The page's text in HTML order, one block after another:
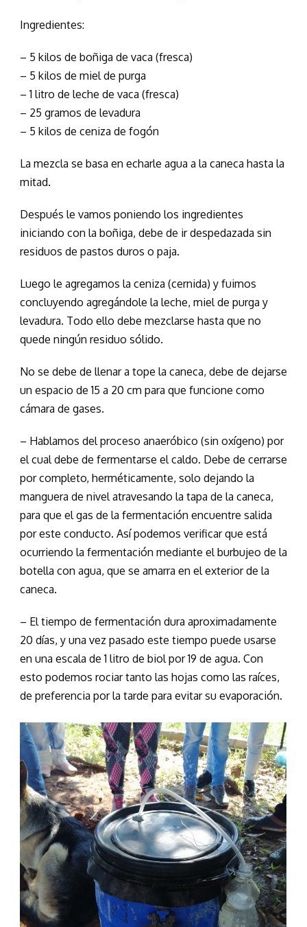
Ingredientes:
– 5 kilos de boñiga de vaca (fresca)
– 5 kilos de miel de purga
– 1 litro de leche de vaca (fresca)
– 25 gramos de levadura
– 5 kilos de ceniza de fogón
La mezcla se basa en echarle agua a la caneca hasta la
mitad.
Después le vamos poniendo los ingredientes
iniciando con la boñiga, debe de ir despedazada sin
residuos de pastos duros o paja.
Luego le agregamos la ceniza (cernida) y fuimos
concluyendo agregándole la leche, miel de purga y
levadura. Todo ello debe mezclarse hasta que no
quede ningún residuo sólido.
No se debe de llenar a tope la caneca, debe de dejarse
un espacio de 15 a 20 cm para que funcione como
cámara de gases.
– Hablamos del proceso anaeróbico (sin oxígeno) por
el cual debe de fermentarse el caldo. Debe de cerrarse
por completo, herméticamente, solo dejando la
manguera de nivel atravesando la tapa de la caneca,
para que el gas de la fermentación encuentre salida
por este conducto. Así podemos verificar que está
ocurriendo la fermentación mediante el burbujeo de la
botella con agua, que se amarra en el exterior de la
caneca.
– El tiempo de fermentación dura aproximadamente
20 días, y una vez pasado este tiempo puede usarse
en una escala de 1 litro de biol por 19 de agua. Con
esto podemos rociar tanto las hojas como las raíces,
de preferencia por la tarde para evitar su evaporación.